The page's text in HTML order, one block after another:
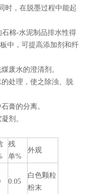
时，在脱墨过程中能起
棉-水泥制品排水性得
中，可提高添加剂和纤
废水的澄清剂。
处理，使之除浊、脱
膏的分离。
剂。
残
单%
外观
0.05
白色颗粒
粉末